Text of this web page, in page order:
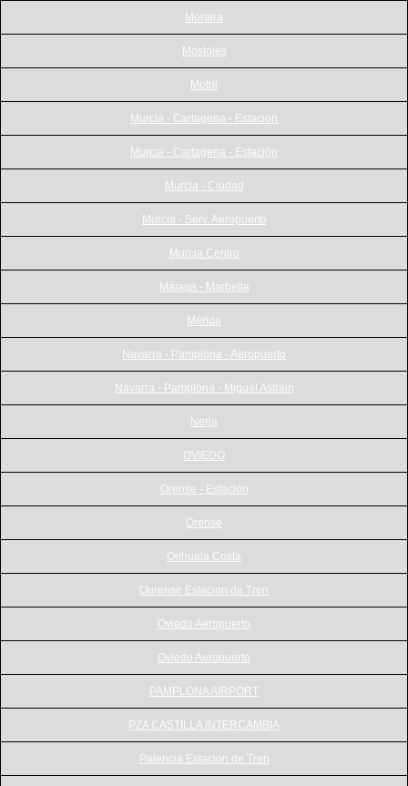
Moraira
Mostoles
Motril
Murcia - Cartagena - Estación
Murcia - Cartagena - Estación
Murcia - Ciudad
Murcia - Serv. Aeropuerto
Murcia Centro
Málaga - Marbella
Mérida
Navarra - Pamplona - Aeropuerto
Navarra - Pamplona - Miguel Astrain
Nerja
OVIEDO
Orense - Estación
Orense
Orihuela Costa
Ourense Estacion de Tren
Oviedo Aeropuerto
Oviedo Aeropuerto
PAMPLONA AIRPORT
PZA CASTILLA INTERCAMBIA
Palencia Estacion de Tren